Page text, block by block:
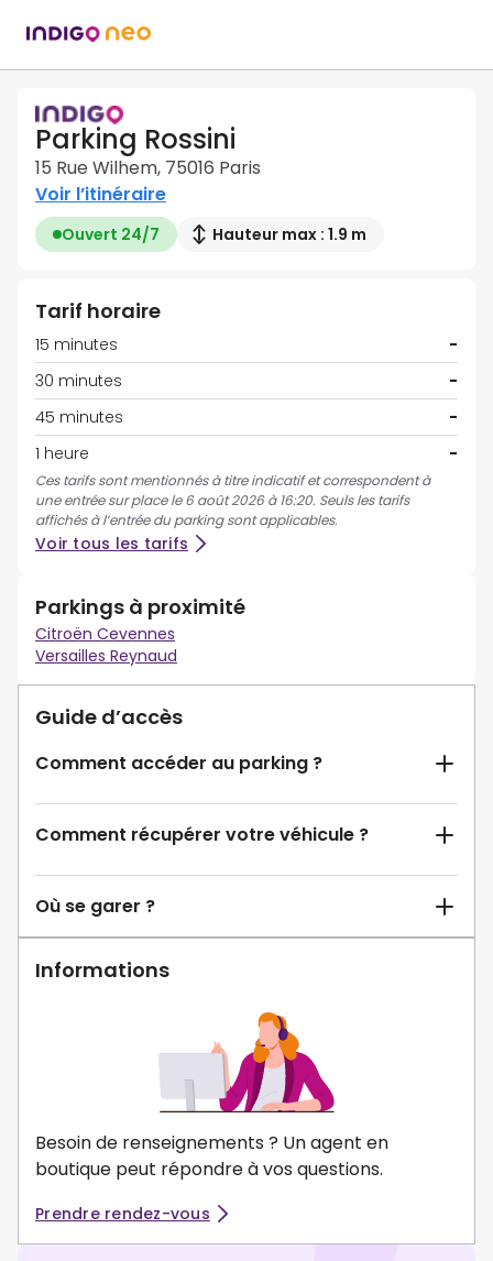
Parking Rossini
15 Rue Wilhem, 75016 Paris
Voir l’itinéraire
Ouvert 24/7 Hauteur max : 1.9 m
Tarif horaire
15 minutes
-
30 minutes
-
45 minutes
-
1 heure
-
Ces tarifs sont mentionnés à titre indicatif et correspondent à
une entrée sur place le 6 août 2026 à 16:20. Seuls les tarifs
affichés à l’entrée du parking sont applicables.
Voir tous les tarifs
Parkings à proximité
Citroën Cevennes
Versailles Reynaud
Guide d’accès
Comment accéder au parking ?
Comment récupérer votre véhicule ?
Où se garer ?
Informations
Besoin de renseignements ? Un agent en
boutique peut répondre à vos questions.
Prendre rendez-vous